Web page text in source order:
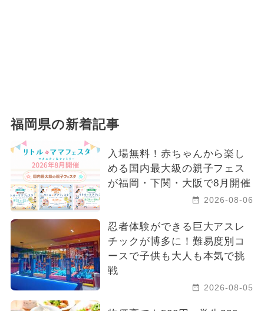
福岡県の新着記事
入場無料！赤ちゃんから楽し
める国内最大級の親子フェス
が福岡・下関・大阪で8月開催
2026-08-06
忍者体験ができる巨大アスレ
チックが博多に！難易度別コ
ースで子供も大人も本気で挑
戦
2026-08-05